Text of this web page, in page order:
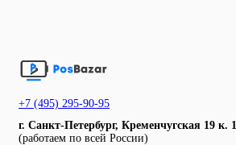
+7 (495) 295-90-95
г. Санкт-Петербург, Кременчугская 19 к. 1
(работаем по всей России)